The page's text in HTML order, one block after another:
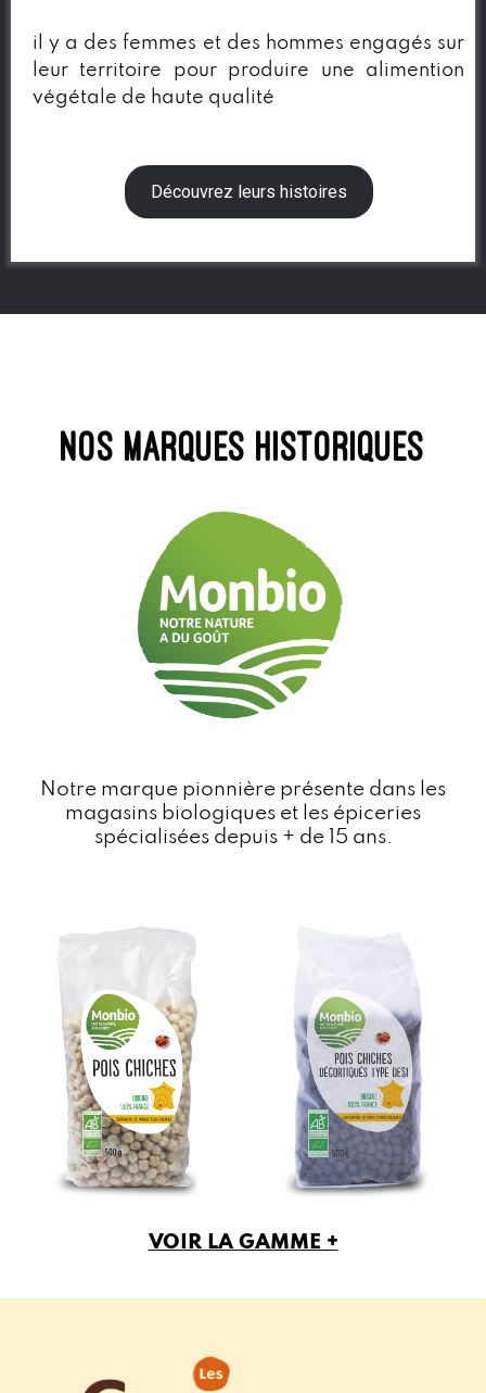
il y a des femmes et des hommes engagés sur
leur territoire pour produire une alimention
végétale de haute qualité
Découvrez leurs histoires
nos marques historiques
Notre marque pionnière présente dans les
magasins biologiques et les épiceries
spécialisées depuis + de 15 ans.
VOIR LA GAMME +